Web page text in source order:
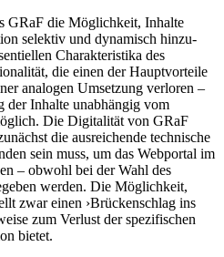
GRaF die Möglichkeit, Inhalte
selektiv und dynamisch hinzu-
Charakteristika des
die einen der Hauptvorteile
analogen Umsetzung verloren –
der Inhalte unabhängig vom
Die Digitalität von GRaF
die ausreichende technische
sein muss, um das Webportal im
– obwohl bei der Wahl des
werden. Die Möglichkeit,
zwar einen ›Brückenschlag ins
zum Verlust der spezifischen
bietet.